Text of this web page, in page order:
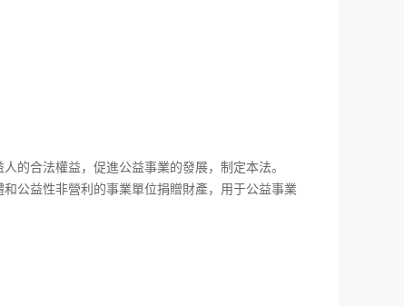
合法權益，促進公益事業的發展，制定本法。
益性非營利的事業單位捐贈財產，用于公益事業